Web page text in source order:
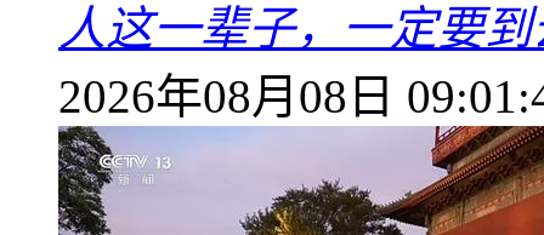
人这一辈子，一定要
2026年08月08日